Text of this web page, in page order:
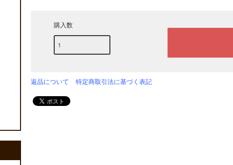
購入数
返品について 特定商取引法に基づく表記